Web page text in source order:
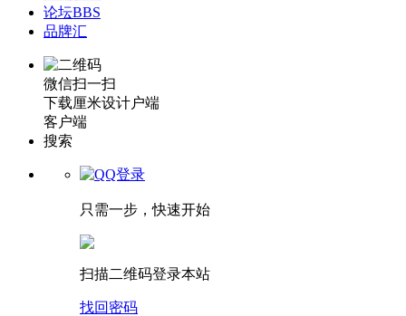
论坛BBS
品牌汇
微信扫一扫
下载厘米设计户端
客户端
搜索
只需一步，快速开始
扫描二维码登录本站
找回密码